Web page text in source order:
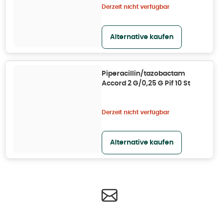
Derzeit nicht verfügbar
Alternative kaufen
Piperacillin/tazobactam
Accord 2 G/0,25 G Pif 10 St
Derzeit nicht verfügbar
Alternative kaufen